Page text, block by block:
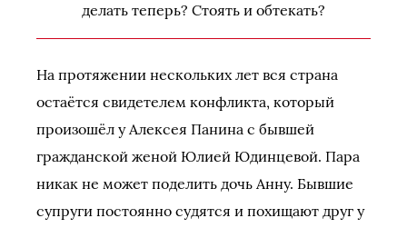
делать теперь? Стоять и обтекать?
На протяжении нескольких лет вся страна
остаётся свидетелем конфликта, который
произошёл у Алексея Панина с бывшей
гражданской женой Юлией Юдинцевой. Пара
никак не может поделить дочь Анну. Бывшие
супруги постоянно судятся и похищают друг у